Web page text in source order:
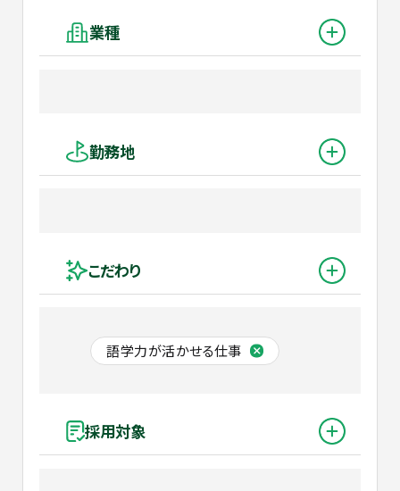
業種
勤務地
こだわり
語学力が活かせる仕事
採用対象